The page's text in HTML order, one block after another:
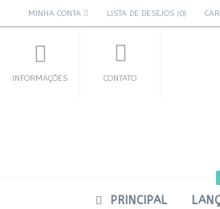
MINHA CONTA LISTA DE DESEJOS (0)
INFORMAÇÕES CONTATO
PRINCIPAL